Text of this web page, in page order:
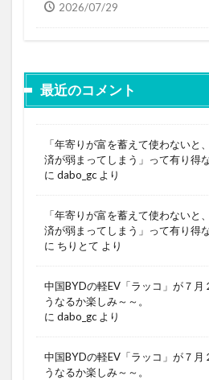
2026/07/29
最近のコメント
「年寄りが富を蓄えて使わないと
済が弱まってしまう」って有り得
に dabo_gc より
「年寄りが富を蓄えて使わないと
済が弱まってしまう」って有り得
に ちりとて より
中国BYDの軽EV「ラッコ」が７月
うなるか楽しみ～～。
に dabo_gc より
中国BYDの軽EV「ラッコ」が７月
うなるか楽しみ～～。